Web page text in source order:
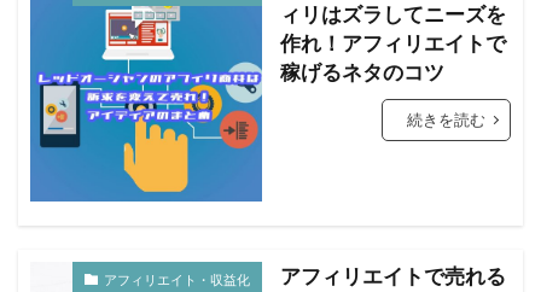
ィリはズラしてニーズを
作れ！アフィリエイトで
稼げるネタのコツ
続きを読む
アフィリエイト・収益化
アフィリエイトで売れる